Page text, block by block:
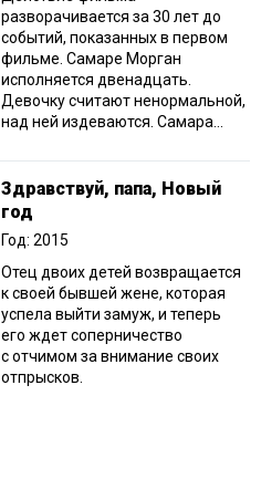
разворачивается за 30 лет до
событий, показанных в первом
фильме. Самаре Морган
исполняется двенадцать.
Девочку считают ненормальной,
над ней издеваются. Самара...
Здравствуй, папа, Новый
год
Год: 2015
Отец двоих детей возвращается
к своей бывшей жене, которая
успела выйти замуж, и теперь
его ждет соперничество
с отчимом за внимание своих
отпрысков.